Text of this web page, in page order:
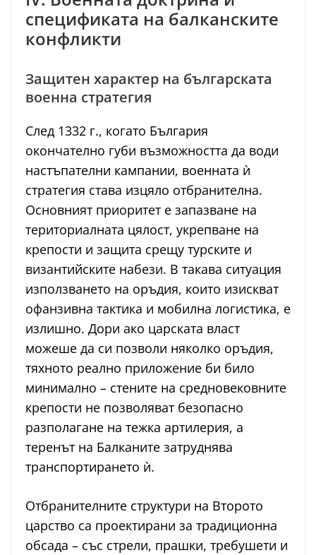
спецификата на балканските
конфликти
Защитен характер на българската
военна стратегия
След 1332 г., когато България
окончателно губи възможността да води
настъпателни кампании, военната ѝ
стратегия става изцяло отбранителна.
Основният приоритет е запазване на
териториалната цялост, укрепване на
крепости и защита срещу турските и
византийските набези. В такава ситуация
използването на оръдия, които изискват
офанзивна тактика и мобилна логистика, е
излишно. Дори ако царската власт
можеше да си позволи няколко оръдия,
тяхното реално приложение би било
минимално – стените на средновековните
крепости не позволяват безопасно
разполагане на тежка артилерия, а
теренът на Балканите затруднява
транспортирането ѝ.
Отбранителните структури на Второто
царство са проектирани за традиционна
обсада – със стрели, прашки, требушети и